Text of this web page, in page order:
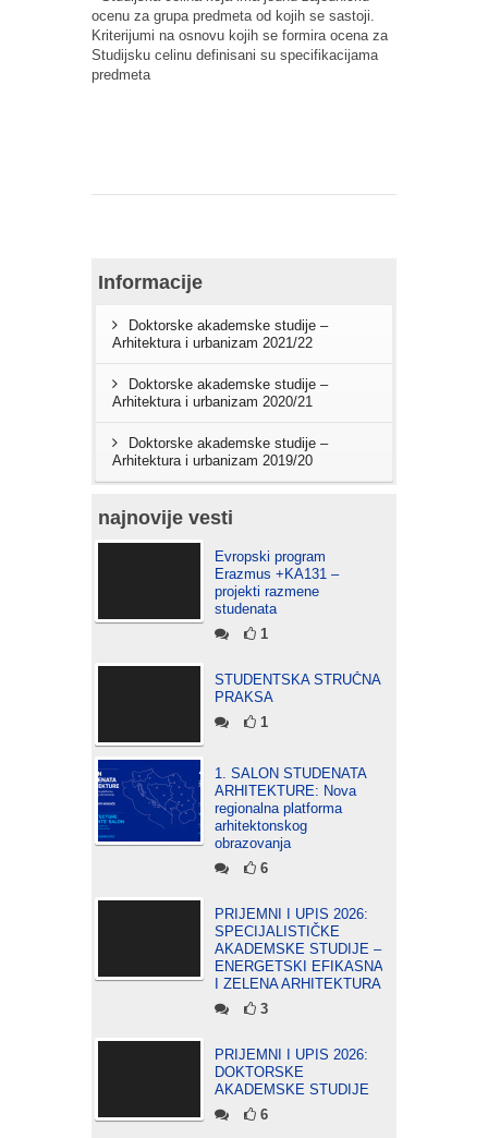
ocenu za grupa predmeta od kojih se sastoji.
Kriterijumi na osnovu kojih se formira ocena za
Studijsku celinu definisani su specifikacijama
predmeta
Informacije
Doktorske akademske studije –
Arhitektura i urbanizam 2021/22
Doktorske akademske studije –
Arhitektura i urbanizam 2020/21
Doktorske akademske studije –
Arhitektura i urbanizam 2019/20
najnovije vesti
Evropski program
Erazmus +KA131 –
projekti razmene
studenata
1
STUDENTSKA STRUČNA
PRAKSA
1
1. SALON STUDENATA
ARHITEKTURE: Nova
regionalna platforma
arhitektonskog
obrazovanja
6
PRIJEMNI I UPIS 2026:
SPECIJALISTIČKE
AKADEMSKE STUDIJE –
ENERGETSKI EFIKASNA
I ZELENA ARHITEKTURA
3
PRIJEMNI I UPIS 2026:
DOKTORSKE
AKADEMSKE STUDIJE
6